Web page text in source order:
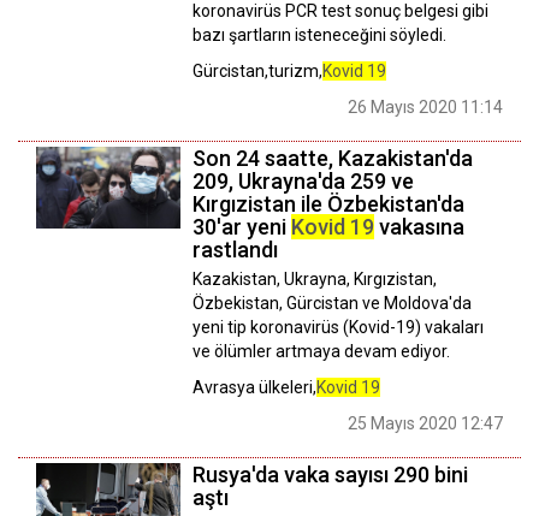
koronavirüs PCR test sonuç belgesi gibi
bazı şartların isteneceğini söyledi.
Gürcistan,turizm,Kovid 19
26 Mayıs 2020 11:14
Son 24 saatte, Kazakistan'da
209, Ukrayna'da 259 ve
Kırgızistan ile Özbekistan'da
30'ar yeni Kovid 19 vakasına
rastlandı
Kazakistan, Ukrayna, Kırgızistan,
Özbekistan, Gürcistan ve Moldova'da
yeni tip koronavirüs (Kovid-19) vakaları
ve ölümler artmaya devam ediyor.
Avrasya ülkeleri,Kovid 19
25 Mayıs 2020 12:47
Rusya'da vaka sayısı 290 bini
aştı